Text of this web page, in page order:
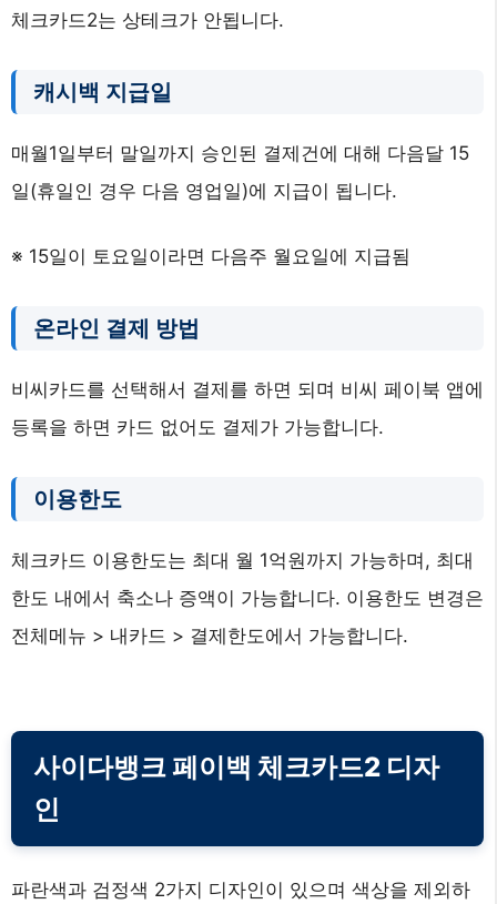
체크카드2는 상테크가 안됩니다.
캐시백 지급일
매월1일부터 말일까지 승인된 결제건에 대해 다음달 15
일(휴일인 경우 다음 영업일)에 지급이 됩니다.
※ 15일이 토요일이라면 다음주 월요일에 지급됨
온라인 결제 방법
비씨카드를 선택해서 결제를 하면 되며 비씨 페이북 앱에
등록을 하면 카드 없어도 결제가 가능합니다.
이용한도
체크카드 이용한도는 최대 월 1억원까지 가능하며, 최대
한도 내에서 축소나 증액이 가능합니다. 이용한도 변경은
전체메뉴 > 내카드 > 결제한도에서 가능합니다.
사이다뱅크 페이백 체크카드2 디자
인
파란색과 검정색 2가지 디자인이 있으며 색상을 제외하